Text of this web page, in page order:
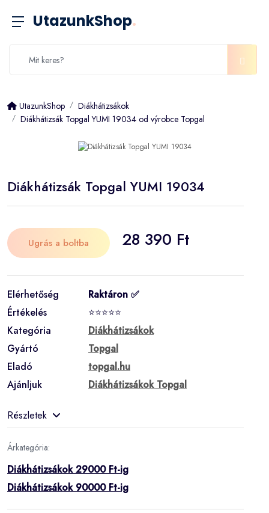
UtazunkShop.
UtazunkShop
Diákhátizsákok
Diákhátizsák Topgal YUMI 19034 od výrobce Topgal
Diákhátizsák Topgal YUMI 19034
Ugrás a boltba 28 390 Ft
Elérhetőség
Raktáron ✅
Értékelés
⭐⭐⭐⭐⭐
Kategória
Diákhátizsákok
Gyártó
Topgal
Eladó
topgal.hu
Ajánljuk
Diákhátizsákok Topgal
Részletek
Árkategória:
Diákhátizsákok 29000 Ft-ig
Diákhátizsákok 90000 Ft-ig